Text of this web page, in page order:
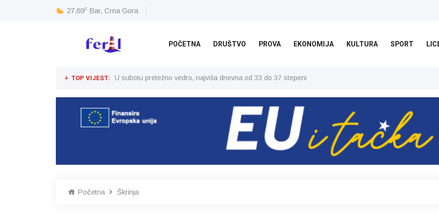
27.69c Bar, Crna Gora
POČETNA DRUŠTVO PROVA EKONOMIJA KULTURA SPORT
TOP VIJEST: U subotu pretežno vedro, najviša dnevna od 33 do 37 stepeni
Početna Škrinja